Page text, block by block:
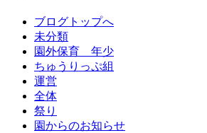
ブログトップへ
未分類
園外保育 年少
ちゅうりっぷ組
運営
全体
祭り
園からのお知らせ